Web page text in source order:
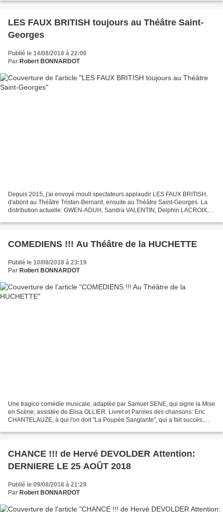
LES FAUX BRITISH toujours au Théâtre Saint-
Georges
Publié le 14/08/2018 à 22:06
Par Robert BONNARDOT
Depuis 2015, j'ai envoyé moult spectateurs applaudir LES FAUX BRITISH,
d'abord au Théâtre Tristan-Bernard, ensuite au Théâtre Saint-Georges. La
distribution actuelle: GWEN-ADUH, Sandra VALENTIN, Delphin LACROIX,
COMEDIENS !!! Au Théâtre de la HUCHETTE
Publié le 10/08/2018 à 23:19
Par Robert BONNARDOT
Une tragico comédie musicale, adaptée par Samuel SENE, qui signe la Mise
en Scène, assistée de Elisa OLLIER. Livret et Paroles des chansons: Eric
CHANTELAUZE, à qui l'on doit "La Poupée Sanglante", qui a fait succès,
CHANCE !!! de Hervé DEVOLDER Attention:
DERNIERE LE 25 AOÛT 2018
Publié le 09/08/2018 à 21:29
Par Robert BONNARDOT